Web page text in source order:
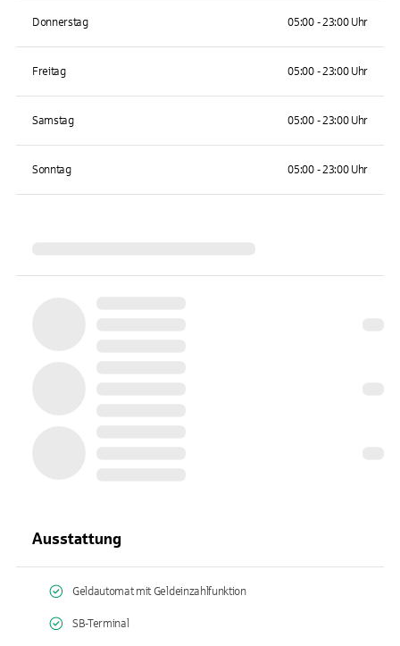
Donnerstag 05:00 - 23:00 Uhr
Freitag 05:00 - 23:00 Uhr
Samstag 05:00 - 23:00 Uhr
Sonntag 05:00 - 23:00 Uhr
Ausstattung
Geldautomat mit Geldeinzahlfunktion
SB-Terminal